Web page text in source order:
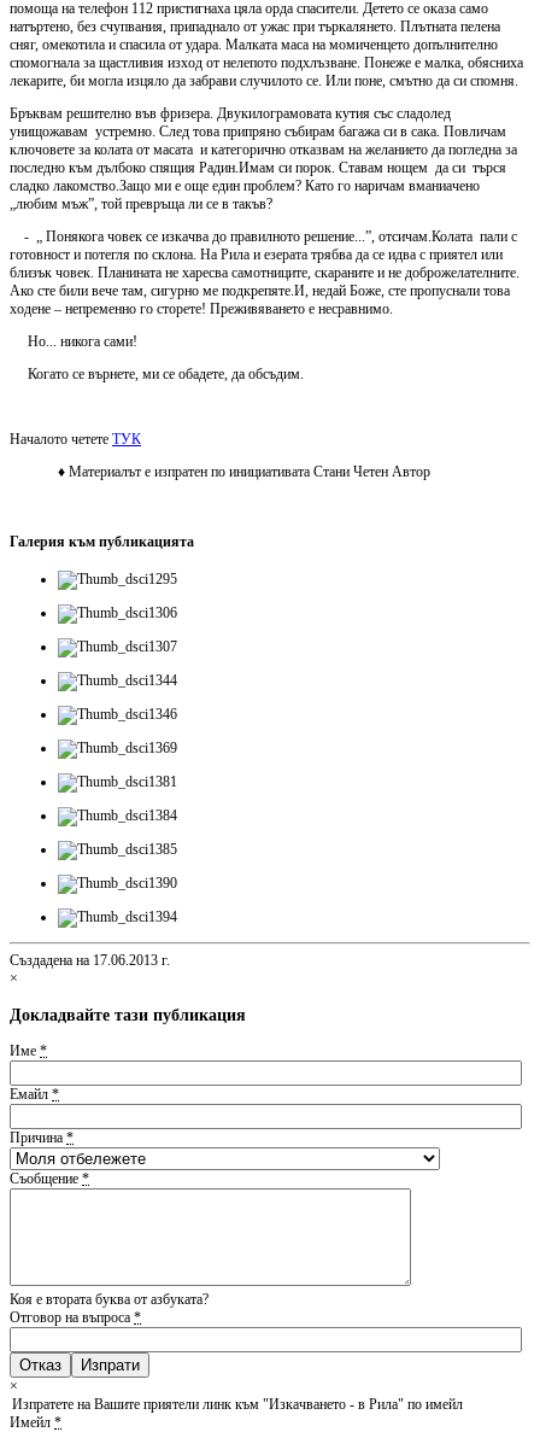
помоща на телефон 112 пристигнаха цяла орда спасители. Детето се оказа само
натъртено, без счупвания, припаднало от ужас при търкалянето. Плътната пелена
сняг, омекотила и спасила от удара. Малката маса на момиченцето допълнително
спомогнала за щастливия изход от нелепото подхлъзване. Понеже е малка, обясниха
лекарите, би могла изцяло да забрави случилото се. Или поне, смътно да си спомня.
Бръквам решително във фризера. Двукилограмовата кутия със сладолед
унищожавам устремно. След това припряно събирам багажа си в сака. Повличам
ключовете за колата от масата и категорично отказвам на желанието да погледна за
последно към дълбоко спящия Радин.Имам си порок. Ставам нощем да си търся
сладко лакомство.Защо ми е още един проблем? Като го наричам вманиачено
„любим мъж”, той превръща ли се в такъв?
- „ Понякога човек се изкачва до правилното решение...”, отсичам.Колата пали с
готовност и потегля по склона. На Рила и езерата трябва да се идва с приятел или
близък човек. Планината не харесва самотниците, скараните и не доброжелателните.
Ако сте били вече там, сигурно ме подкрепяте.И, недай Боже, сте пропуснали това
ходене – непременно го сторете! Преживяването е несравнимо.
Но... никога сами!
Когато се върнете, ми се обадете, да обсъдим.
Началото четете ТУК
♦ Материалът е изпратен по инициативата Стани Четен Автор
Галерия към публикацията
Създадена на 17.06.2013 г.
×
Докладвайте тази публикация
Име *
Емайл *
Причина *
Съобщение *
Коя е втората буква от азбуката?
Отговор на въпроса *
Отказ
×
Изпратете на Вашите приятели линк към "Изкачването - в Рила" по имейл
Имейл *